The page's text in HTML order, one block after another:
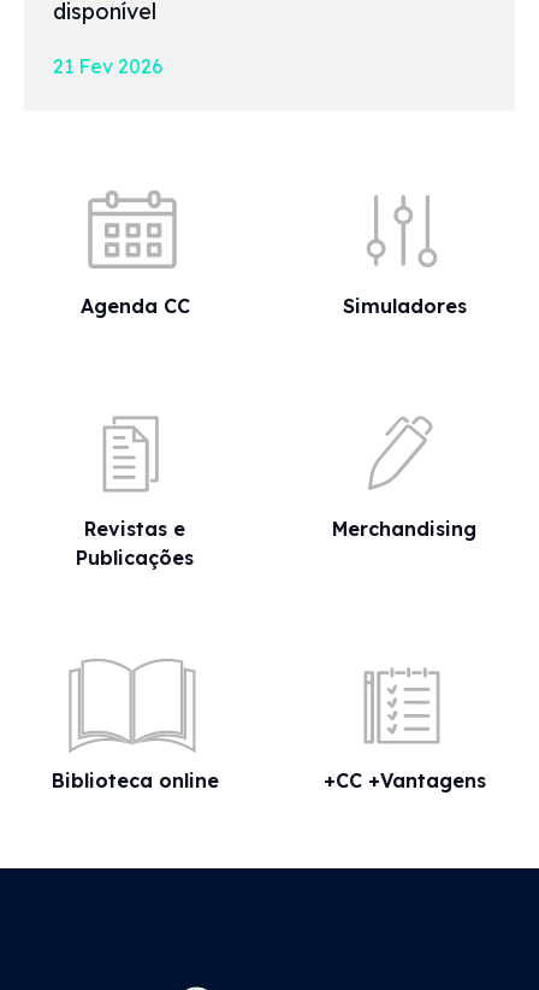
disponível
21 Fev 2026
Agenda CC Simuladores
Revistas e
Publicações
Merchandising
Biblioteca online +CC +Vantagens